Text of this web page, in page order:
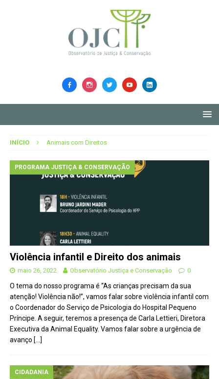
INÍCIO Animais com Direitos
PROGRAMA JUSTIÇA & CONSERVAÇÃO
Violência infantil e Direito dos animais
maio 26, 2022 Observatório Justiça e Conservação 0
O tema do nosso programa é “As crianças precisam da sua
atenção! Violência não!”, vamos falar sobre violência infantil com
o Coordenador do Serviço de Psicologia do Hospital Pequeno
Príncipe. A seguir, teremos a presença de Carla Lettieri, Diretora
Executiva da Animal Equality. Vamos falar sobre a urgência de
avanço […]
CIDADANIA